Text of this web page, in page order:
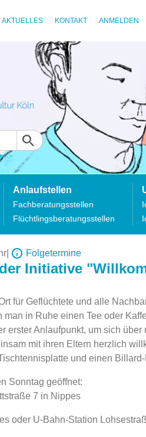
AKTUELLES KONTAKT ANMELDEN
Anlaufstellen
Fachberatungsstellen
Flüchtlingsberatungsstellen
Folgetermine
Initiative
für Geflüchtete und alle
man in Ruhe einen Tee oder
erster Anlaufpunkt, um sich
mit ihren Eltern herzlich
und einen
Sonntag geöffnet:
7 in Nippes
oder U-Bahn-Station